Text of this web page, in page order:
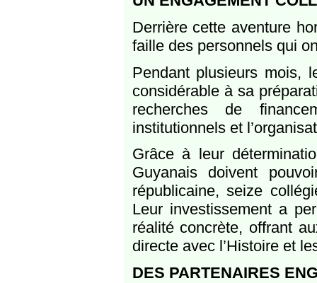
Derrière cette aventure
faille des personnels qui
Pendant plusieurs mois,
considérable à sa
recherches de
institutionnels et
Grâce à leur
Guyanais doivent
républicaine, seize
Leur investissement a
réalité concrète, offrant
directe avec l’Histoire et
DES PARTENAIRES